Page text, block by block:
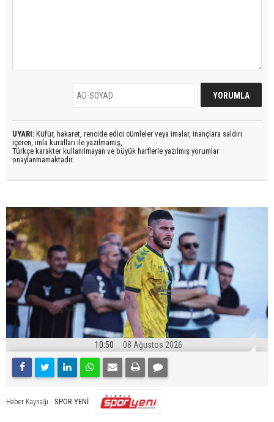
UYARI: Küfür, hakaret, rencide edici cümleler veya imalar, inançlara saldırı
içeren, imla kuralları ile yazılmamış,
Türkçe karakter kullanılmayan ve büyük harflerle yazılmış yorumlar
onaylanmamaktadır.
10:50 08 Ağustos 2026
Haber Kaynağı SPOR YENİ